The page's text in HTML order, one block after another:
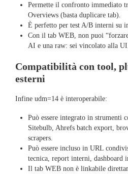
Permette il confronto immediato
Overviews (basta duplicare tab).
È perfetto per test A/B interni su
Con il tab WEB, non puoi
AI e una raw: sei vincolato alla UI.
Compatibilità con tool,
esterni
Infine udm=14 è interoperabile:
Può essere integrato in strumenti
Sitebulb, Ahrefs batch export,
scrapers.
Può essere incluso in URL
tecnica, report interni, dashboard
Il tab WEB non è linkabile